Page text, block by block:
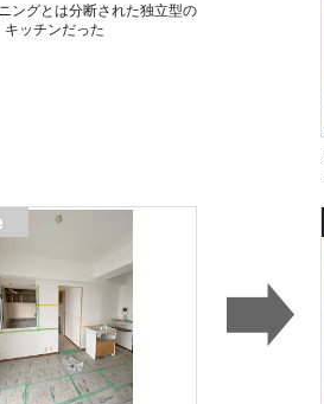
ングとは分断された独立型の
キッチンだった